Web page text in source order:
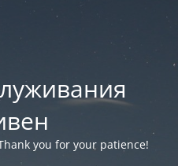
you for your patience!